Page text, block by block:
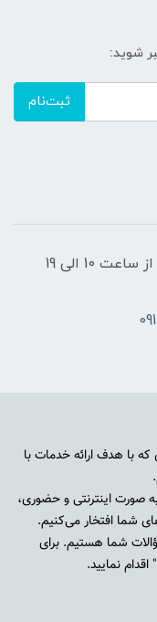
شوید:
ثبت‌نام
ساعات کاری: روزهای شنبه تا چهارشنبه از ساعت 10 الی 19
با هدف ارائه خدمات با
صورت اینترنتی و حضوری،
شما افتخار می‌کنیم.
شما هستیم. برای
نمایید.